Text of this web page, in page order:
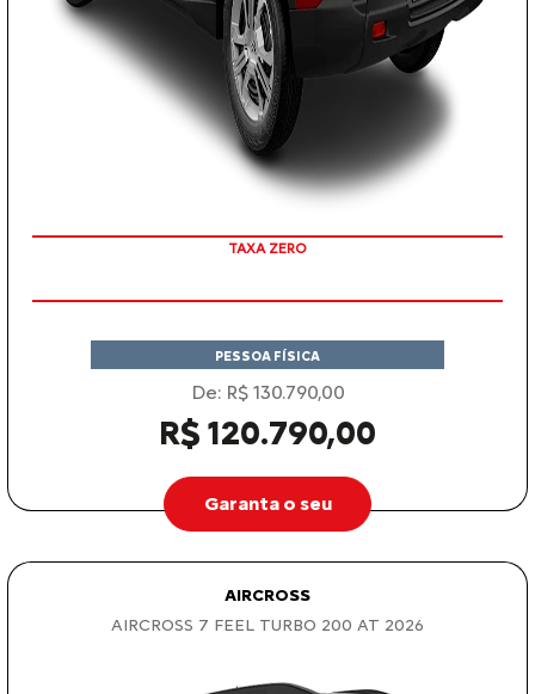
COM SEU USADO NA TROCA
PESSOA FÍSICA
De: R$ 130.790,00
R$ 120.790,00
Garanta o seu
AIRCROSS
AIRCROSS 7 FEEL TURBO 200 AT 2026